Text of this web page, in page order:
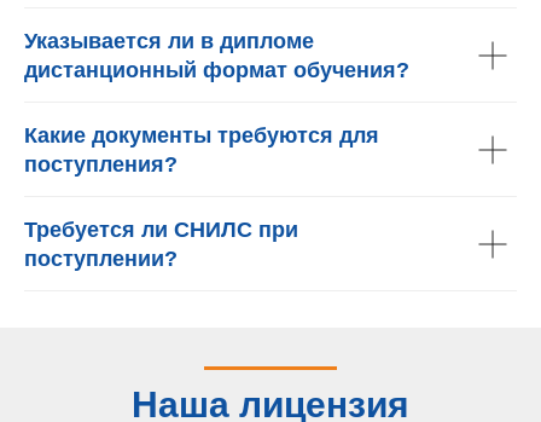
Указывается ли в дипломе
дистанционный формат обучения?
Какие документы требуются для
поступления?
Требуется ли СНИЛС при
поступлении?
Наша лицензия